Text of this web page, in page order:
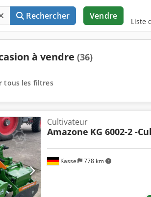
Rechercher Vendre
Liste
à vendre (36)
tous les filtres
Kassel 778 km
Cultivateur
Amazone KG 6002-2 -